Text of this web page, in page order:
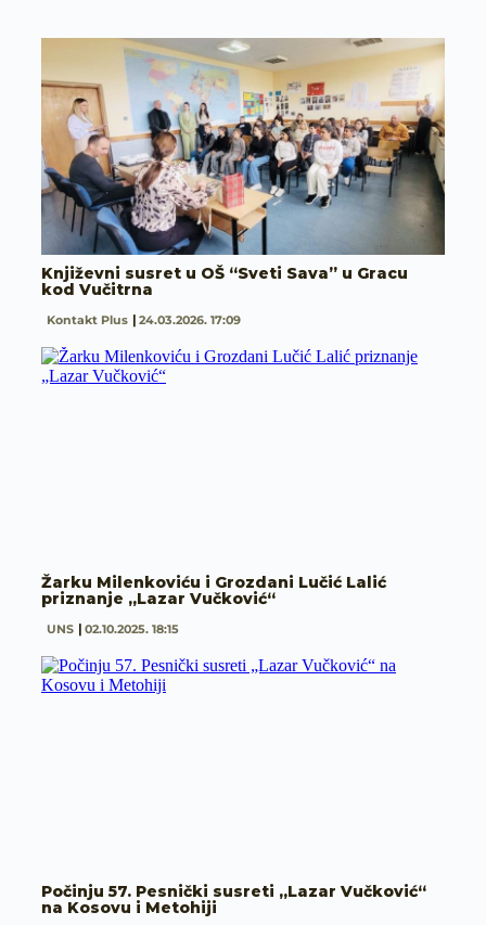
Književni susret u OŠ “Sveti Sava” u Gracu
kod Vučitrna
Kontakt Plus 24.03.2026. 17:09
Žarku Milenkoviću i Grozdani Lučić Lalić
priznanje „Lazar Vučković“
UNS 02.10.2025. 18:15
Počinju 57. Pesnički susreti „Lazar Vučković“
na Kosovu i Metohiji